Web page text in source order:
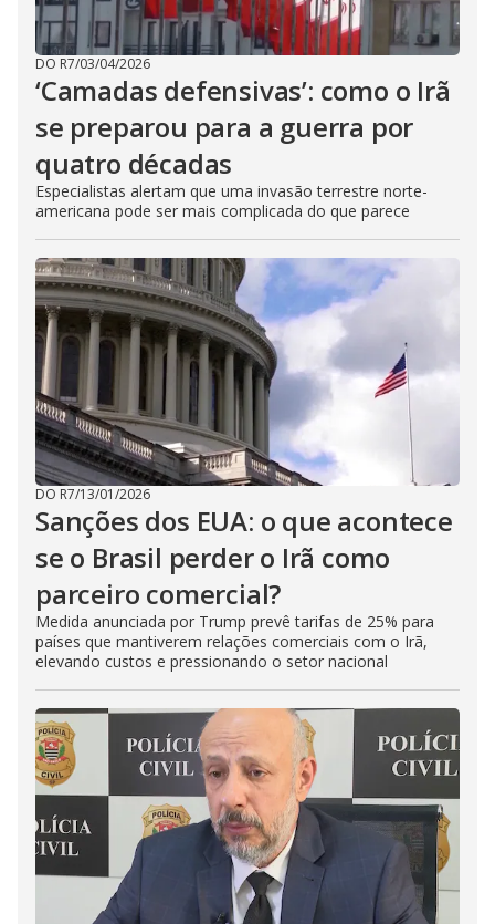
DO R7/03/04/2026
‘Camadas defensivas’: como o Irã
se preparou para a guerra por
quatro décadas
Especialistas alertam que uma invasão terrestre norte-
americana pode ser mais complicada do que parece
DO R7/13/01/2026
Sanções dos EUA: o que acontece
se o Brasil perder o Irã como
parceiro comercial?
Medida anunciada por Trump prevê tarifas de 25% para
países que mantiverem relações comerciais com o Irã,
elevando custos e pressionando o setor nacional